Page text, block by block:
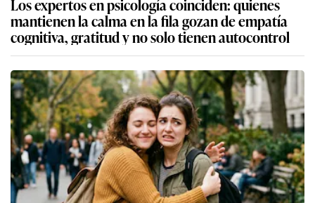
mantienen la calma en la fila gozan de empatía
cognitiva, gratitud y no solo tienen autocontrol